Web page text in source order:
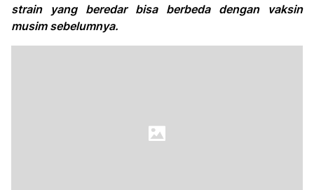
strain yang beredar bisa berbeda dengan vaksin
musim sebelumnya.